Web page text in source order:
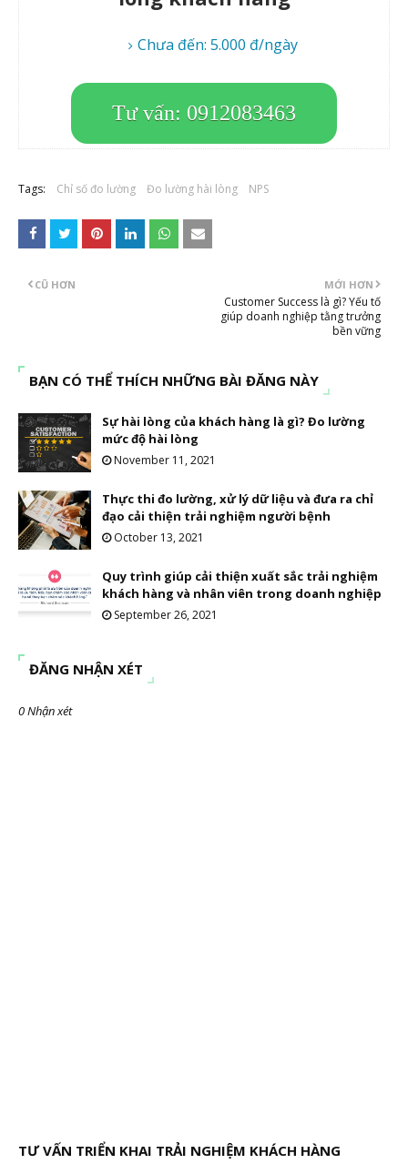
Chưa đến: 5.000 đ/ngày
Tư vấn: 0912083463
Tags: Chỉ số đo lường Đo lường hài lòng NPS
MỚI HƠN
Customer Success là gì? Yếu tố
giúp doanh nghiệp tằng trưởng
bền vững
CŨ HƠN
BẠN CÓ THỂ THÍCH NHỮNG BÀI ĐĂNG NÀY
Sự hài lòng của khách hàng là gì? Đo lường
mức độ hài lòng
November 11, 2021
Thực thi đo lường, xử lý dữ liệu và đưa ra chỉ
đạo cải thiện trải nghiệm người bệnh
October 13, 2021
Quy trình giúp cải thiện xuất sắc trải nghiệm
khách hàng và nhân viên trong doanh nghiệp
September 26, 2021
ĐĂNG NHẬN XÉT
0 Nhận xét
TƯ VẤN TRIỂN KHAI TRẢI NGHIỆM KHÁCH HÀNG